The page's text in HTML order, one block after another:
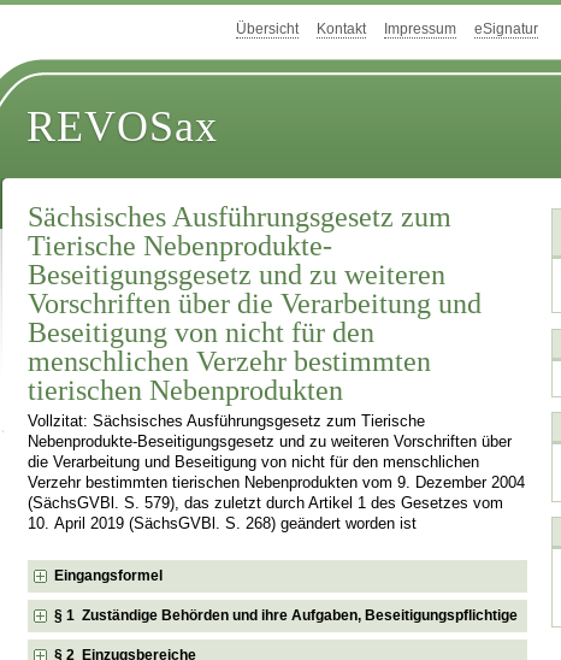
Übersicht Kontakt Impressum eSignatur
REVOSax
Sächsisches Ausführungsgesetz zum
Tierische Nebenprodukte-
Beseitigungsgesetz und zu weiteren
Vorschriften über die Verarbeitung und
Beseitigung von nicht für den
menschlichen Verzehr bestimmten
tierischen Nebenprodukten
Vollzitat: Sächsisches Ausführungsgesetz zum Tierische
Nebenprodukte-Beseitigungsgesetz und zu weiteren Vorschriften über
die Verarbeitung und Beseitigung von nicht für den menschlichen
Verzehr bestimmten tierischen Nebenprodukten vom 9. Dezember 2004
(SächsGVBl. S. 579), das zuletzt durch Artikel 1 des Gesetzes vom
10. April 2019 (SächsGVBl. S. 268) geändert worden ist
Eingangsformel
§ 1 Zuständige Behörden und ihre Aufgaben, Beseitigungspflichtige
§ 2 Einzugsbereiche